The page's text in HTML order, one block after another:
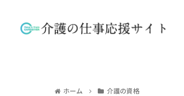
ホーム 介護の資格